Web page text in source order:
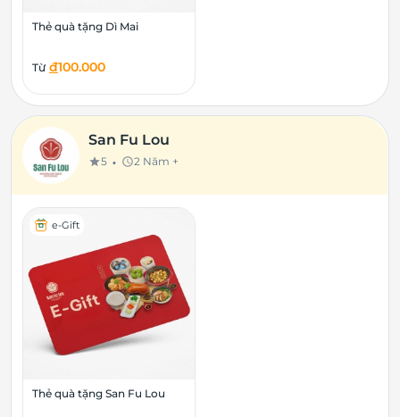
Thẻ quà tặng Dì Mai
Từ đ100.000
San Fu Lou
star5 • schedule2 Năm +
e-Gift
Thẻ quà tặng San Fu Lou